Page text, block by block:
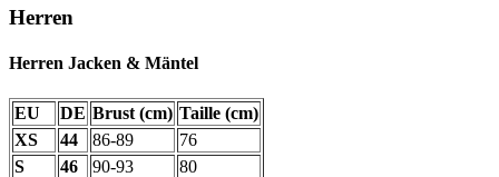
Herren
Herren Jacken & Mäntel
EU DE Brust (cm) Taille (cm)
XS
44 86-89
76
S
46 90-93
80